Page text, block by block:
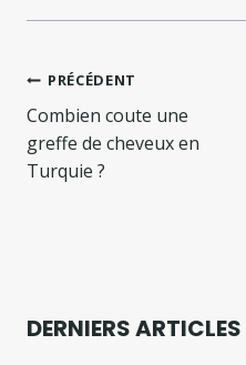
Navigation
de
l’article
PRÉCÉDENT
Combien coute une
greffe de cheveux en
Turquie ?
DERNIERS ARTICLES